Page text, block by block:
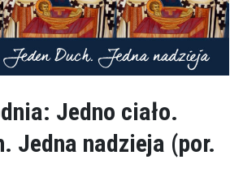
Jedno ciało.
Jedna nadzieja (por.